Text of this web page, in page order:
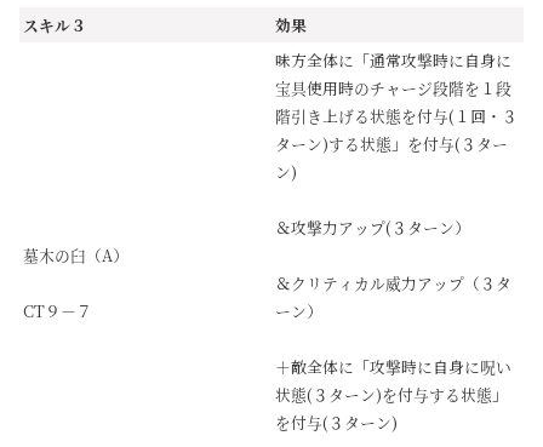
スキル３ 効果
墓木の臼（A）
CT９－７
味方全体に「通常攻撃時に自身に
宝具使用時のチャージ段階を１段
階引き上げる状態を付与(１回・３
ターン)する状態」を付与(３ター
ン)
＆攻撃力アップ(３ターン）
＆クリティカル威力アップ（３タ
ーン）
＋敵全体に「攻撃時に自身に呪い
状態(３ターン)を付与する状態」
を付与(３ターン)